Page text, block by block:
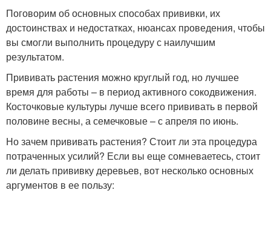
Сроки для весенней
прививки
Разница между
Осенний прививка Сезонная прививка
Прививка на штамб
Поговорим об основных способах прививки, их
достоинствах и недостатках, нюансах проведения, чтобы
вы смогли выполнить процедуру с наилучшим
результатом.
Прививать растения можно круглый год, но лучшее
время для работы – в период активного сокодвижения.
Косточковые культуры лучше всего прививать в первой
половине весны, а семечковые – с апреля по июнь.
Но зачем прививать растения? Стоит ли эта процедура
потраченных усилий? Если вы еще сомневаетесь, стоит
ли делать прививку деревьев, вот несколько основных
аргументов в ее пользу: